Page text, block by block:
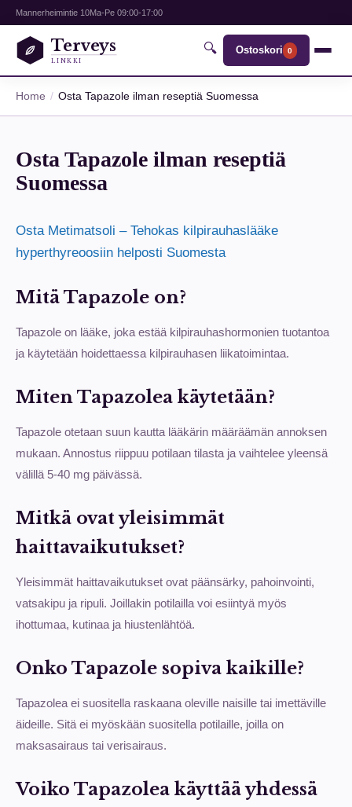
Mannerheimintie 10Ma-Pe 09:00-17:00
Terveys
LINKKI
🔍 Ostoskori 0
Home Osta Tapazole ilman reseptiä Suomessa
Osta Tapazole ilman reseptiä
Suomessa
Osta Metimatsoli – Tehokas kilpirauhaslääke
hyperthyreoosiin helposti Suomesta
Mitä Tapazole on?
Tapazole on lääke, joka estää kilpirauhashormonien tuotantoa
ja käytetään hoidettaessa kilpirauhasen liikatoimintaa.
Miten Tapazolea käytetään?
Tapazole otetaan suun kautta lääkärin määräämän annoksen
mukaan. Annostus riippuu potilaan tilasta ja vaihtelee yleensä
välillä 5-40 mg päivässä.
Mitkä ovat yleisimmät
haittavaikutukset?
Yleisimmät haittavaikutukset ovat päänsärky, pahoinvointi,
vatsakipu ja ripuli. Joillakin potilailla voi esiintyä myös
ihottumaa, kutinaa ja hiustenlähtöä.
Onko Tapazole sopiva kaikille?
Tapazolea ei suositella raskaana oleville naisille tai imettäville
äideille. Sitä ei myöskään suositella potilaille, joilla on
maksasairaus tai verisairaus.
Voiko Tapazolea käyttää yhdessä